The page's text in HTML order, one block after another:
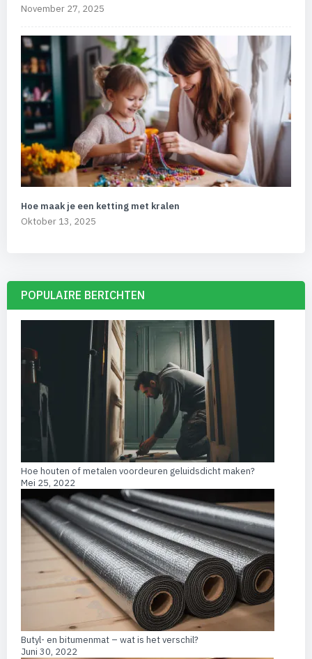
November 27, 2025
Hoe maak je een ketting met kralen
Oktober 13, 2025
POPULAIRE BERICHTEN
Hoe houten of metalen voordeuren geluidsdicht maken?
Mei 25, 2022
Butyl- en bitumenmat – wat is het verschil?
Juni 30, 2022